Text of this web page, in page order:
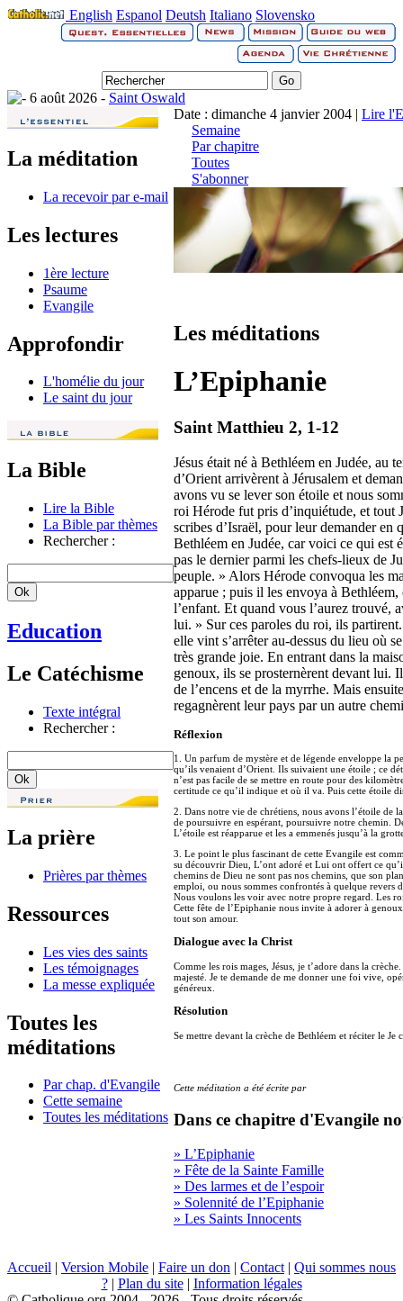
English Espanol Deutsh Italiano Slovensko
6 août 2026 - Saint Oswald
La méditation
La recevoir par e-mail
Les lectures
1ère lecture
Psaume
Evangile
Approfondir
L'homélie du jour
Le saint du jour
La Bible
Lire la Bible
La Bible par thèmes
Rechercher :
Education
Le Catéchisme
Texte intégral
Rechercher :
La prière
Prières par thèmes
Ressources
Les vies des saints
Les témoignages
La messe expliquée
Toutes les
méditations
Par chap. d'Evangile
Cette semaine
Toutes les méditations
Date : dimanche 4 janvier 2004 | Lire
Semaine
Par chapitre
Toutes
S'abonner
Les méditations
L’Epiphanie
Saint Matthieu 2, 1-12
Jésus était né à Bethléem en Judée, au
d’Orient arrivèrent à Jérusalem et
avons vu se lever son étoile et nous
roi Hérode fut pris d’inquiétude, et tout
scribes d’Israël, pour leur demander
Bethléem en Judée, car voici ce qui est
pas le dernier parmi les chefs-lieux de
peuple. » Alors Hérode convoqua les
apparue ; puis il les envoya à
l’enfant. Et quand vous l’aurez trouvé,
lui. » Sur ces paroles du roi, ils
elle vint s’arrêter au-dessus du lieu où
très grande joie. En entrant dans la
genoux, ils se prosternèrent devant lui.
de l’encens et de la myrrhe. Mais
regagnèrent leur pays par un autre
Réflexion
1. Un parfum de mystère et de légende enveloppe la
qu’ils venaient d’Orient. Ils suivaient une étoile ; ce
n’est pas facile de se mettre en route pour des
certitude ce qu’il indique et où il va. Puis cette étoile
2. Dans notre vie de chrétiens, nous avons l’étoile de
de poursuivre en espérant, poursuivre notre chemin.
L’étoile est réapparue et les a emmenés jusqu’à la
3. Le point le plus fascinant de cette Evangile est
su découvrir Dieu, L’ont adoré et Lui ont offert ce
chemins de Dieu ne sont pas nos chemins, que son
emploi, ou nous sommes confrontés à quelque revers
Nous voulons les voir avec notre propre regard. Les
Cette fête de l’Epiphanie nous invite à adorer à
tout son amour.
Dialogue avec la Christ
Comme les rois mages, Jésus, je t’adore dans la
majesté. Je te demande de me donner une foi vive,
généreux.
Résolution
Se mettre devant la crèche de Bethléem et réciter le Je
Cette méditation a été écrite par
Dans ce chapitre d'Evangile
» L’Epiphanie
» Fête de la Sainte Famille
» Des larmes et de l’espoir
» Solennité de l’Epiphanie
» Les Saints Innocents
Accueil | Version Mobile | Faire un don | Contact | Qui sommes nous
?| Plan du site| Information légales